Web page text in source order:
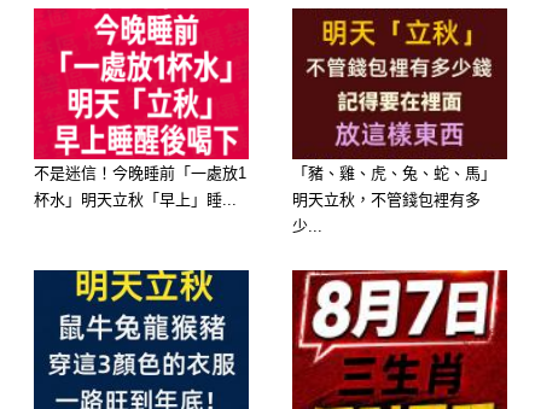
不是迷信！今晚睡前「一處放1
杯水」明天立秋「早上」睡...
「豬、雞、虎、兔、蛇、馬」
明天立秋，不管錢包裡有多
少...